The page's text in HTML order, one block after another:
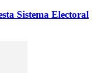
Sistema Electoral